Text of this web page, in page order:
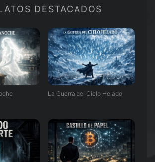
DESTACADOS
La Guerra del Cielo Helado